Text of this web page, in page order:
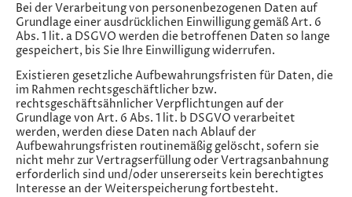
Bei der Verarbeitung von personenbezogenen Daten auf
Grundlage einer ausdrücklichen Einwilligung gemäß Art. 6
Abs. 1 lit. a DSGVO werden die betroffenen Daten so lange
gespeichert, bis Sie Ihre Einwilligung widerrufen.
Existieren gesetzliche Aufbewahrungsfristen für Daten, die
im Rahmen rechtsgeschäftlicher bzw.
rechtsgeschäftsähnlicher Verpflichtungen auf der
Grundlage von Art. 6 Abs. 1 lit. b DSGVO verarbeitet
werden, werden diese Daten nach Ablauf der
Aufbewahrungsfristen routinemäßig gelöscht, sofern sie
nicht mehr zur Vertragserfüllung oder Vertragsanbahnung
erforderlich sind und/oder unsererseits kein berechtigtes
Interesse an der Weiterspeicherung fortbesteht.